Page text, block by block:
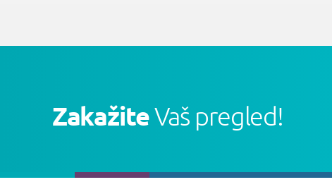
ZakažiteVaš pregled!